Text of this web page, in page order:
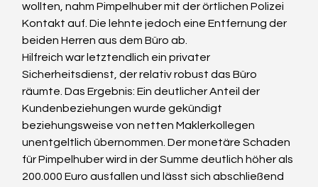
wollten, nahm Pimpelhuber mit der örtlichen Polizei
Kontakt auf. Die lehnte jedoch eine Entfernung der
beiden Herren aus dem Büro ab.
Hilfreich war letztendlich ein privater
Sicherheitsdienst, der relativ robust das Büro
räumte. Das Ergebnis: Ein deutlicher Anteil der
Kundenbeziehungen wurde gekündigt
beziehungsweise von netten Maklerkollegen
unentgeltlich übernommen. Der monetäre Schaden
für Pimpelhuber wird in der Summe deutlich höher als
200.000 Euro ausfallen und lässt sich abschließend